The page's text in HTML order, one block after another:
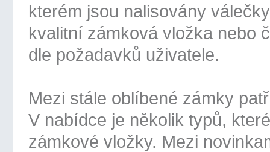
kterém jsou nalisovány
kvalitní zámková vložka nebo
dle požadavků uživatele.
Mezi stále oblíbené zámky
V nabídce je několik typů,
zámkové vložky. Mezi